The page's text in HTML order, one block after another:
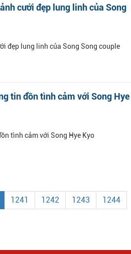
cưới đẹp lung linh của Song
đẹp lung linh của Song Song couple
tin đồn tình cảm với Song Hye
tình cảm với Song Hye Kyo
1241 1242 1243
1244